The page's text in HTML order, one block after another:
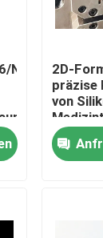
NAK802D-
präzise
von